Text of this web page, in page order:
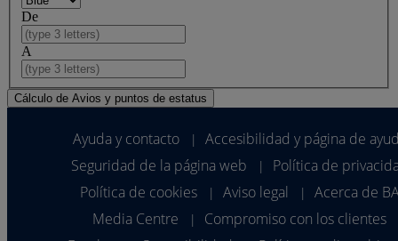
De
A
Ayuda y contacto |
Accesibilidad y página de
Seguridad de la página web
|
Política de
Política de cookies
| Aviso legal |
Acerca de
Media Centre
| Compromiso con los clientes